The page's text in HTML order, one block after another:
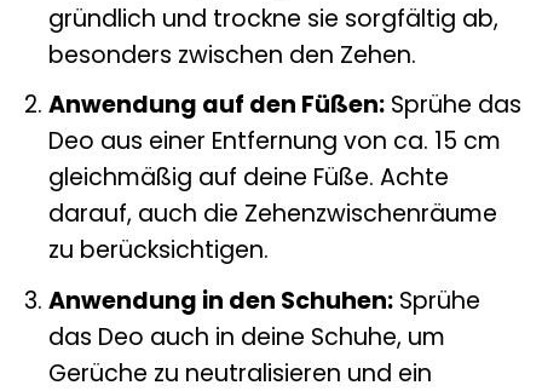
gründlich und trockne sie sorgfältig ab,
besonders zwischen den Zehen.
Anwendung auf den Füßen:Sprühe das
Deo aus einer Entfernung von ca. 15 cm
gleichmäßig auf deine Füße. Achte
darauf, auch die Zehenzwischenräume
zu berücksichtigen.
Anwendung in den Schuhen:Sprühe
das Deo auch in deine Schuhe, um
Gerüche zu neutralisieren und ein